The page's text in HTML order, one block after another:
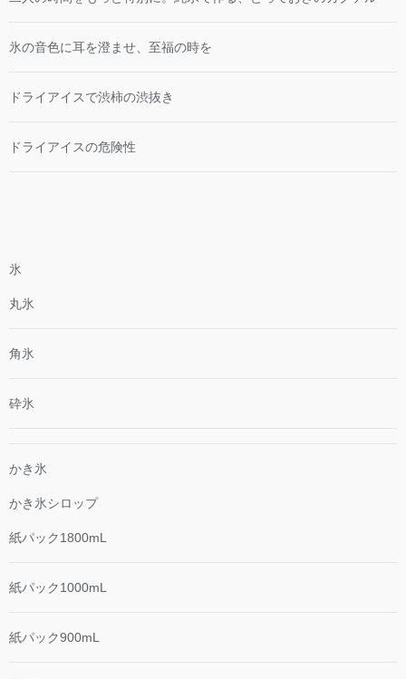
氷の音色に耳を澄ませ、至福の時を
ドライアイスで渋柿の渋抜き
ドライアイスの危険性
氷
丸氷
角氷
砕氷
かき氷
かき氷シロップ
紙パック1800mL
紙パック1000mL
紙パック900mL